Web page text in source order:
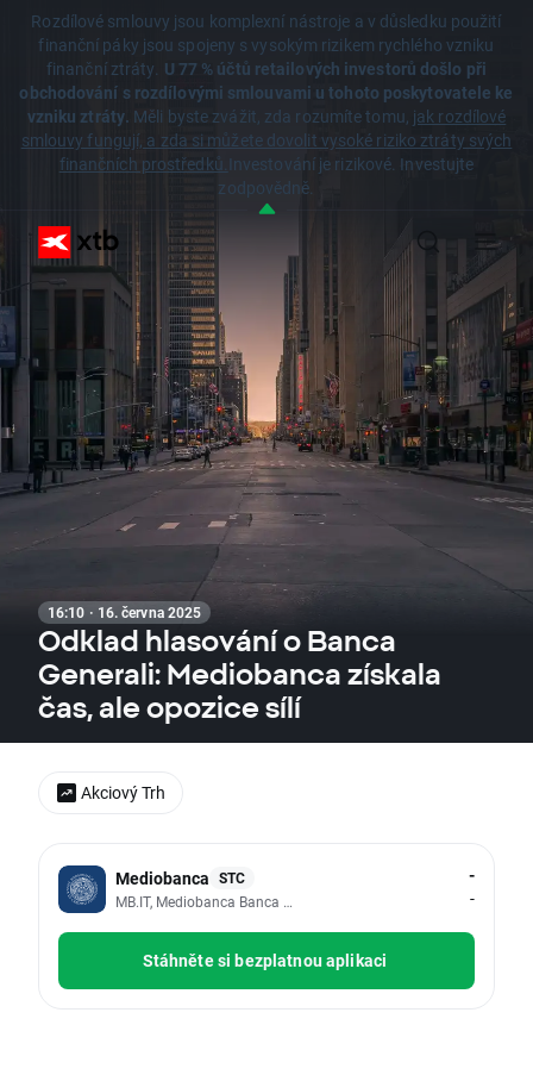
Rozdílové smlouvy jsou komplexní nástroje a v důsledku použití
finanční páky jsou spojeny s vysokým rizikem rychlého vzniku
finanční ztráty. U 77 % účtů retailových investorů došlo při
obchodování s rozdílovými smlouvami u tohoto poskytovatele ke
vzniku ztráty. Měli byste zvážit, zda rozumíte tomu, jak rozdílové
smlouvy fungují, a zda si můžete dovolit vysoké riziko ztráty svých
finančních prostředků.Investování je rizikové. Investujte
zodpovědně.
16:10 · 16. června 2025
Odklad hlasování o Banca
Generali: Mediobanca získala
čas, ale opozice sílí
Mediobanca STC
MB.IT, Mediobanca Banca Di Credito Fi
-
-
Stáhněte si bezplatnou aplikaci
Akciový Trh